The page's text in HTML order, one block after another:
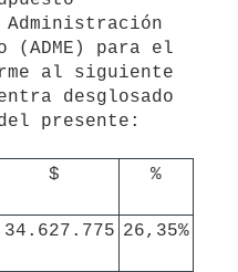
(ADME) para el
al siguiente
desglosado
presente:
$ %
34.627.775 26,35%